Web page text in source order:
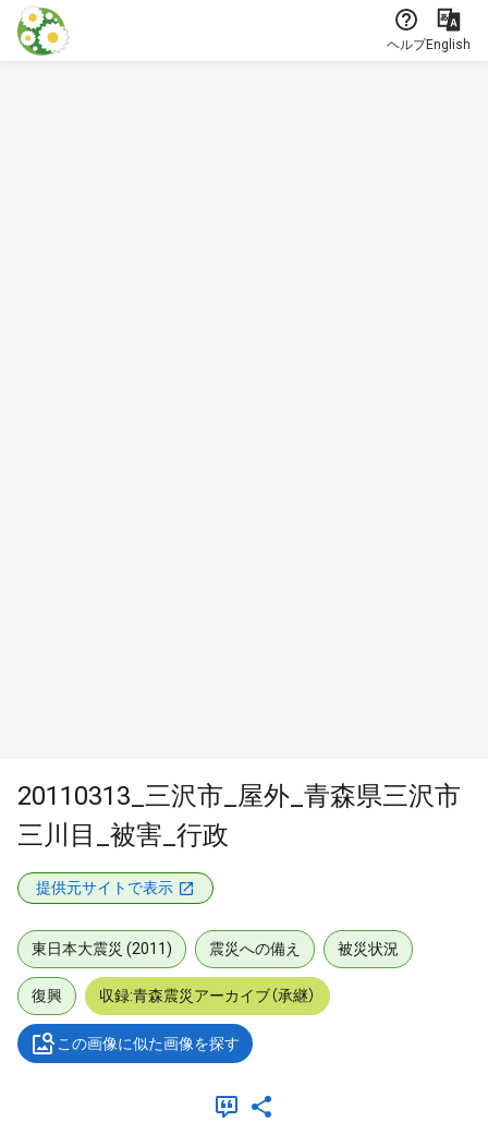
本文に飛ぶ
ヘルプEnglish
20110313_三沢市_屋外_青森県三沢市
三川目_被害_行政
提供元サイトで表示
東日本大震災 (2011) 震災への備え 被災状況
復興 収録:青森震災アーカイブ（承継）
この画像に似た画像を探す